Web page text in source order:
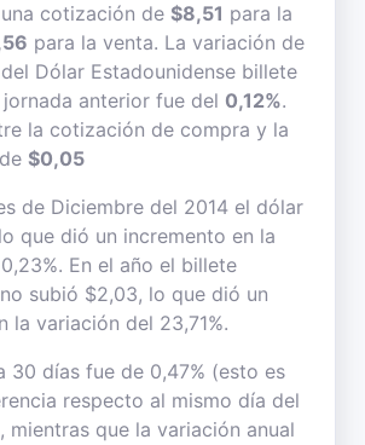
cotización de $8,51 para la
para la venta. La variación de
Dólar Estadounidense billete
anterior fue del 0,12%.
la cotización de compra y la
$0,05
de Diciembre del 2014 el dólar
que dió un incremento en la
En el año el billete
subió $2,03, lo que dió un
la variación del 23,71%.
30 días fue de 0,47% (esto es
respecto al mismo día del
mientras que la variación anual